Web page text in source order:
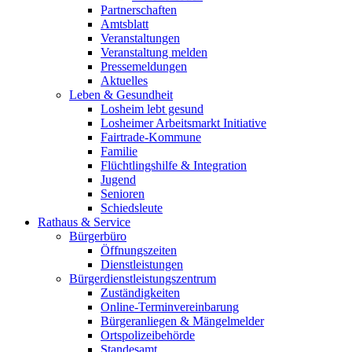
Partnerschaften
Amtsblatt
Veranstaltungen
Veranstaltung melden
Pressemeldungen
Aktuelles
Leben & Gesundheit
Losheim lebt gesund
Losheimer Arbeitsmarkt Initiative
Fairtrade-Kommune
Familie
Flüchtlingshilfe & Integration
Jugend
Senioren
Schiedsleute
Rathaus & Service
Bürgerbüro
Öffnungszeiten
Dienstleistungen
Bürgerdienstleistungszentrum
Zuständigkeiten
Online-Terminvereinbarung
Bürgeranliegen & Mängelmelder
Ortspolizeibehörde
Standesamt